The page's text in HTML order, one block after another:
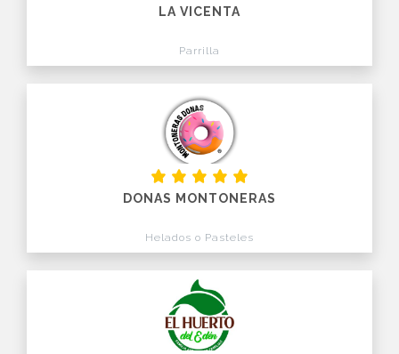
LA VICENTA
Parrilla
DONAS MONTONERAS
Helados o Pasteles